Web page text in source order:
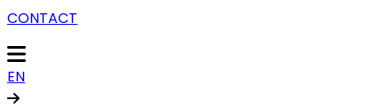
CONTACT
EN